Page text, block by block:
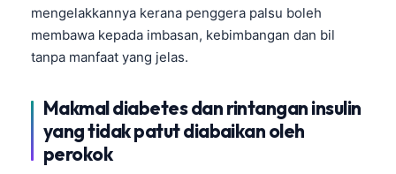
mengelakkannya kerana penggera palsu boleh
membawa kepada imbasan, kebimbangan dan bil
tanpa manfaat yang jelas.
Makmal diabetes dan rintangan insulin
yang tidak patut diabaikan oleh
perokok
Svenska
Bosanski
Azərbaycan dili
日本語
Čeština